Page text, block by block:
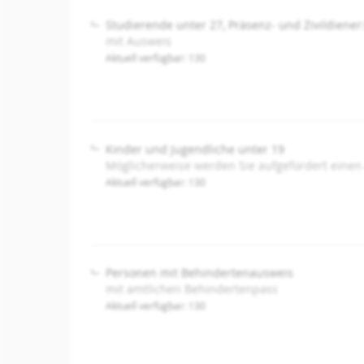
Studierende unter 27, Präsenz- und
mit Ausweis
Aktuell verfügbar: 130
Kinder und Jugendliche unter 19
Möglicherweise werden Sie aufgefordert einen
Aktuell verfügbar: 130
Personen mit Behindertenausweis
mit amtlichen Behindertenpass
Aktuell verfügbar: 130